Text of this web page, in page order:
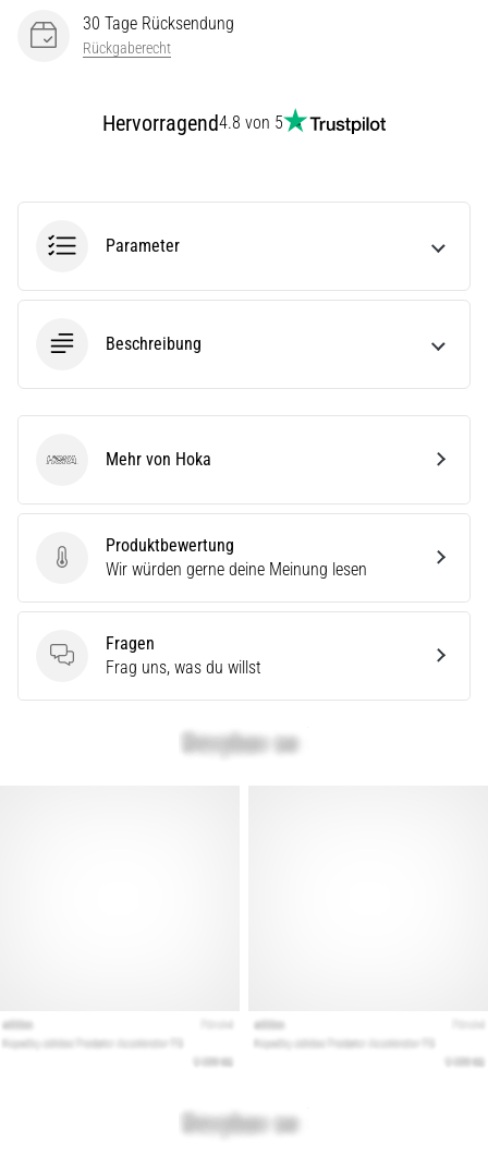
Fersenschmerzen?
Eine
Alle
anzeigen
30 Tage Rücksendung
Rückgaberecht
Hervorragend4.8 von 5
Parameter
Beschreibung
Produktbewertung
Produktbewertung
Wir würden gerne deine Meinung lesen
Fragen
Fragen
Frag uns, was du willst
Hoka Mehr von Hoka